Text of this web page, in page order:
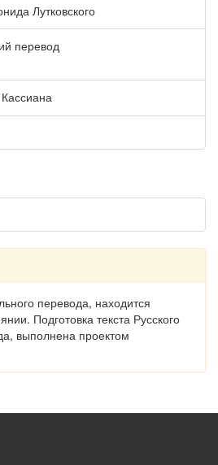
Лутковского
перевод
перевода, находится
Подготовка текста Русского
выполнена проектом